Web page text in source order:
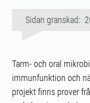
Sidan granskad:
Tarm- och oral
immunfunktion och
projekt finns prover